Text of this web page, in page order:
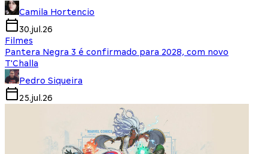
Camila Hortencio
30.jul.26
Filmes
Pantera Negra 3 é confirmado para 2028, com novo
T'Challa
Pedro Siqueira
25.jul.26